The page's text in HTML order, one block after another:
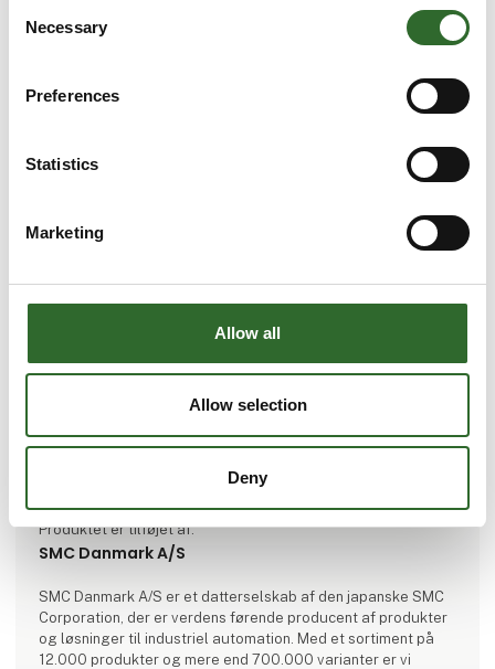
Selection
Necessary
Preferences
Statistics
Marketing
Allow all
Allow selection
Deny
Produktet er tilføjet af:
SMC Danmark A/S
SMC Danmark A/S er et datterselskab af den japanske SMC
Corporation, der er verdens førende producent af produkter
og løsninger til industriel automation. Med et sortiment på
12.000 produkter og mere end 700.000 varianter er vi